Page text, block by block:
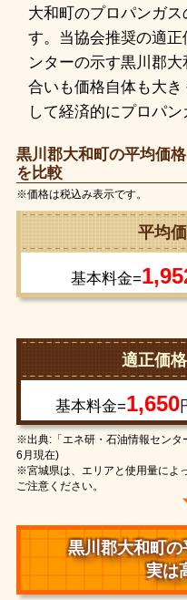
大和町のプロパンガ
す。当協会推奨の適
ンターの示す黒川郡
合いも価格自体も大
して経済的にプロパン
黒川郡大和町の平均価
を比較
※価格は税込み表示です。
平均
基本料金=
適正価
基本料金=1,650
※出典:「エネ研・石油情報センタ
6月現在)
※宮城県は、エリアと使用量によ
ご注意ください。
黒川郡大和町の
実は